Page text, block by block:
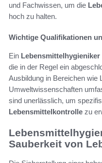
und Fachwissen, um die
hoch zu halten.
Wichtige Qualifikationen
Ein Lebensmittelhygieniker
die in der Regel ein
Ausbildung in Bereichen wie
Umweltwissenschaften
sind unerlässlich, um
Lebensmittelkontrolle zu
Sauberkeit von